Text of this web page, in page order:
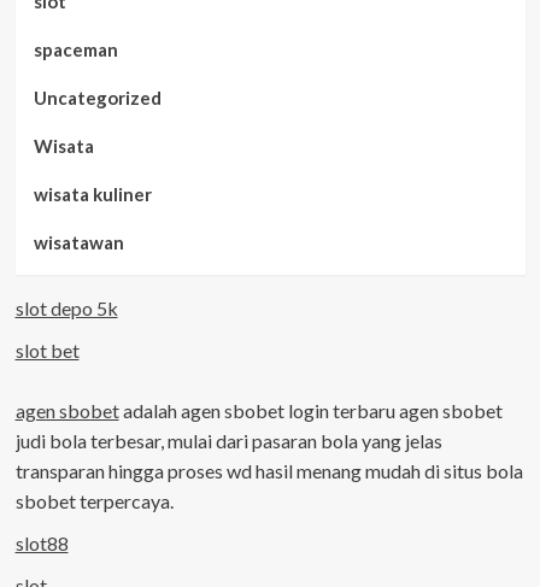
spaceman
Uncategorized
Wisata
wisata kuliner
wisatawan
slot depo 5k
slot bet
agen sbobetadalah agen sbobet login terbaru agen sbobet
judi bola terbesar, mulai dari pasaran bola yang jelas
transparan hingga proses wd hasil menang mudah di situs bola
sbobet terpercaya.
slot88